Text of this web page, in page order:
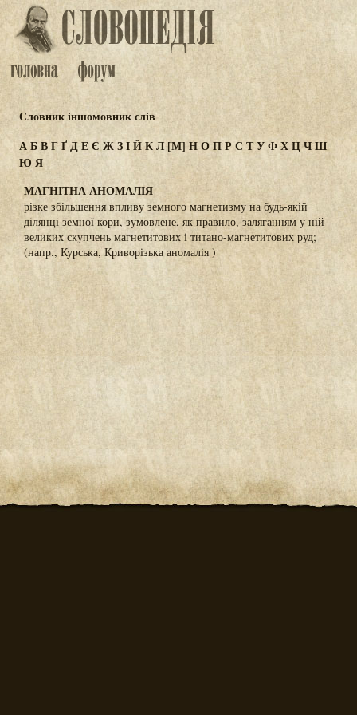
Словник іншомовник слів
АБВГҐДЕЄ ЖЗІЙКЛ[М] НОПР С ТУФХЦЧШ
Ю Я
МАГНІТНА АНОМАЛІЯ
різке збільшення впливу земного магнетизму на будь-якій
ділянці земної кори, зумовлене, як правило, заляганням у ній
великих скупчень магнетитових і титано-магнетитових руд;
(напр., Курська, Криворізька аномалія )